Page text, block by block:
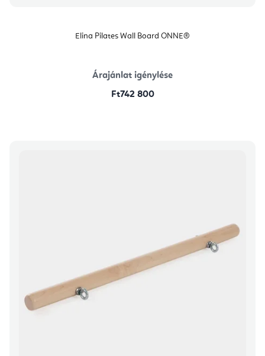
Elina Pilates Wall Board ONNE®
Árajánlat igénylése
Ft742 800